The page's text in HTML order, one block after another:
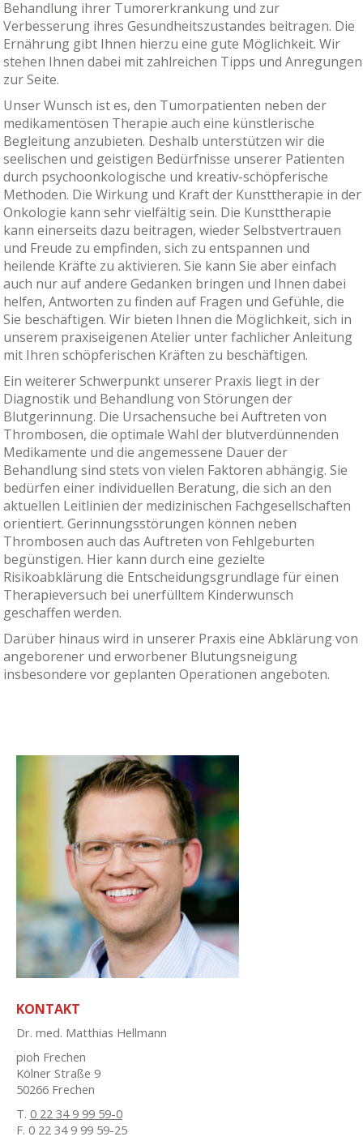
Behandlung ihrer Tumorerkrankung und zur
Verbesserung ihres Gesundheitszustandes beitragen. Die
Ernährung gibt Ihnen hierzu eine gute Möglichkeit. Wir
stehen Ihnen dabei mit zahlreichen Tipps und Anregungen
zur Seite.
Unser Wunsch ist es, den Tumorpatienten neben der
medikamentösen Therapie auch eine künstlerische
Begleitung anzubieten. Deshalb unterstützen wir die
seelischen und geistigen Bedürfnisse unserer Patienten
durch psychoonkologische und kreativ-schöpferische
Methoden. Die Wirkung und Kraft der Kunsttherapie in der
Onkologie kann sehr vielfältig sein. Die Kunsttherapie
kann einerseits dazu beitragen, wieder Selbstvertrauen
und Freude zu empfinden, sich zu entspannen und
heilende Kräfte zu aktivieren. Sie kann Sie aber einfach
auch nur auf andere Gedanken bringen und Ihnen dabei
helfen, Antworten zu finden auf Fragen und Gefühle, die
Sie beschäftigen. Wir bieten Ihnen die Möglichkeit, sich in
unserem praxiseigenen Atelier unter fachlicher Anleitung
mit Ihren schöpferischen Kräften zu beschäftigen.
Ein weiterer Schwerpunkt unserer Praxis liegt in der
Diagnostik und Behandlung von Störungen der
Blutgerinnung. Die Ursachensuche bei Auftreten von
Thrombosen, die optimale Wahl der blutverdünnenden
Medikamente und die angemessene Dauer der
Behandlung sind stets von vielen Faktoren abhängig. Sie
bedürfen einer individuellen Beratung, die sich an den
aktuellen Leitlinien der medizinischen Fachgesellschaften
orientiert. Gerinnungsstörungen können neben
Thrombosen auch das Auftreten von Fehlgeburten
begünstigen. Hier kann durch eine gezielte
Risikoabklärung die Entscheidungsgrundlage für einen
Therapieversuch bei unerfülltem Kinderwunsch
geschaffen werden.
Darüber hinaus wird in unserer Praxis eine Abklärung von
angeborener und erworbener Blutungsneigung
insbesondere vor geplanten Operationen angeboten.
KONTAKT
Dr. med. Matthias Hellmann
pioh Frechen
Kölner Straße 9
50266 Frechen
T. 0 22 34 9 99 59-0
F. 0 22 34 9 99 59-25